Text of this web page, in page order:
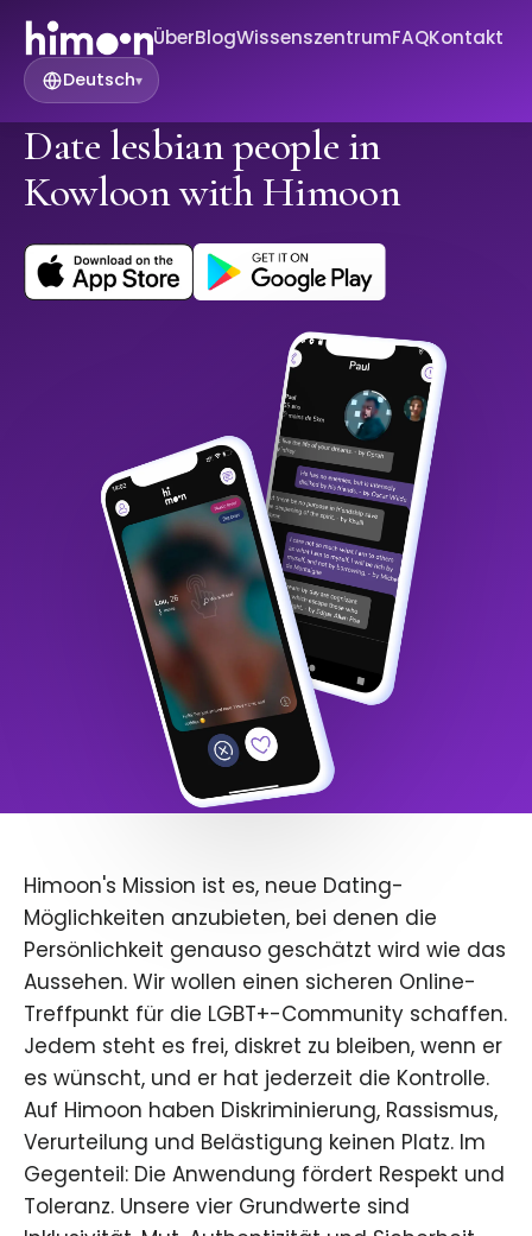
ÜberBlogWissenszentrumFAQKontakt
Deutsch▾
Date lesbian people in
Kowloon with Himoon
Himoon's Mission ist es, neue Dating-
Möglichkeiten anzubieten, bei denen die
Persönlichkeit genauso geschätzt wird wie das
Aussehen. Wir wollen einen sicheren Online-
Treffpunkt für die LGBT+-Community schaffen.
Jedem steht es frei, diskret zu bleiben, wenn er
es wünscht, und er hat jederzeit die Kontrolle.
Auf Himoon haben Diskriminierung, Rassismus,
Verurteilung und Belästigung keinen Platz. Im
Gegenteil: Die Anwendung fördert Respekt und
Toleranz. Unsere vier Grundwerte sind